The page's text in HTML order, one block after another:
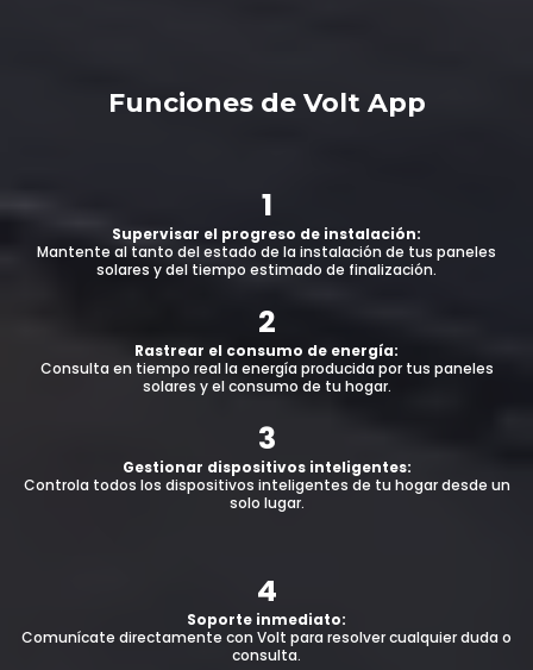
Funciones de Volt App
1
Supervisar el progreso de instalación:
Mantente al tanto del estado de la instalación de tus paneles
solares y del tiempo estimado de finalización.
2
Rastrear el consumo de energía:
Consulta en tiempo real la energía producida por tus paneles
solares y el consumo de tu hogar.
3
Gestionar dispositivos inteligentes:
Controla todos los dispositivos inteligentes de tu hogar desde un
solo lugar.
4
Soporte inmediato:
Comunícate directamente con Volt para resolver cualquier duda o
consulta.